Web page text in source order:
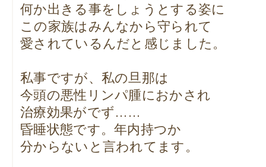
何か出きる事をしょうとする姿に
この家族はみんなから守られて
愛されているんだと感じました。
私事ですが、私の旦那は
今頭の悪性リンパ腫におかされ
治療効果がでず……
昏睡状態です。年内持つか
分からないと言われてます。